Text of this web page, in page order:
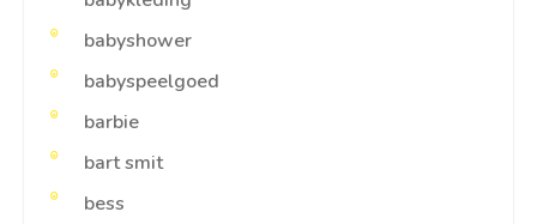
babyshower
babyspeelgoed
barbie
bart smit
bess